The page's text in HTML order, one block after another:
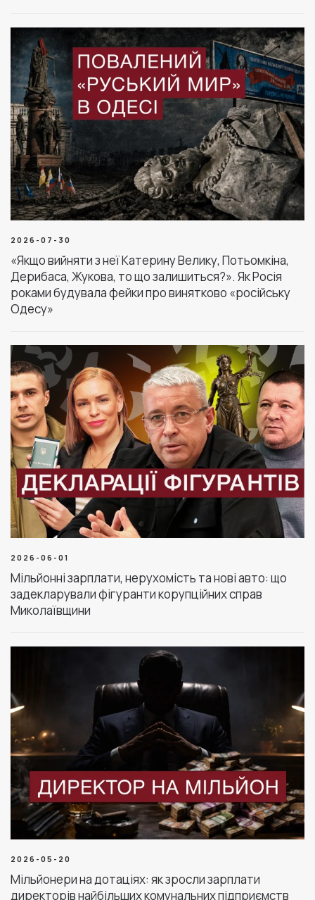
2026-07-30
«Якщо вийняти з неї Катерину Велику, Потьомкіна,
Дерибаса, Жукова, то що залишиться?». Як Росія
роками будувала фейки про винятково «російську
Одесу»
2026-06-01
Мільйонні зарплати, нерухомість та нові авто: що
задекларували фігуранти корупційних справ
Миколаївщини
2026-05-20
Мільйонери на дотаціях: як зросли зарплати
директорів найбільших комунальних підприємств